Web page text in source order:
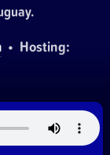
• Hosting:
de